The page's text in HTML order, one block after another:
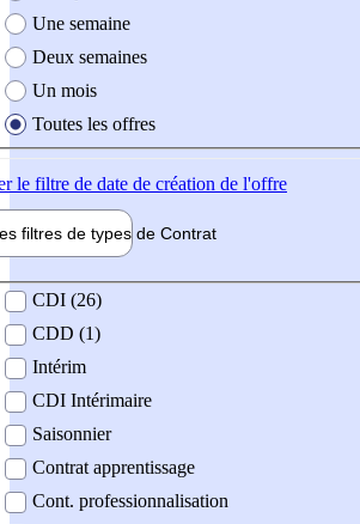
Une semaine
Deux semaines
Un mois
Toutes les offres
le filtre de date de création de l'offre
filtres de types de Contrat
contrat
CDI (26)
CDD (1)
Intérim
CDI Intérimaire
Saisonnier
Contrat apprentissage
Cont. professionnalisation